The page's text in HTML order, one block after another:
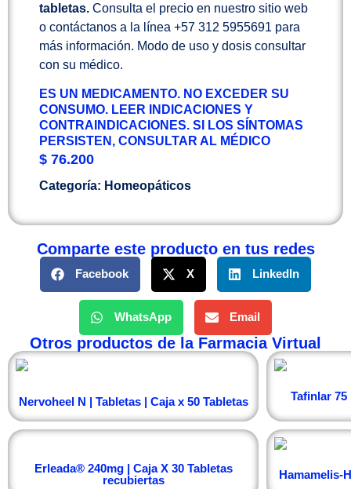
tabletas. Consulta el precio en nuestro sitio web
o contáctanos a la línea +57 312 5955691 para
más información. Modo de uso y dosis consultar
con su médico.
ES UN MEDICAMENTO. NO EXCEDER SU
CONSUMO. LEER INDICACIONES Y
CONTRAINDICACIONES. SI LOS SÍNTOMAS
PERSISTEN, CONSULTAR AL MÉDICO
$ 76.200
Categoría: Homeopáticos
Comparte este producto en tus redes
Facebook X LinkedIn
WhatsApp Email
Otros productos de la Farmacia Virtual
Nervoheel N | Tabletas | Caja x 50 Tabletas Tafinlar 75
Erleada® 240mg | Caja X 30 Tabletas
recubiertas
Hamamelis-